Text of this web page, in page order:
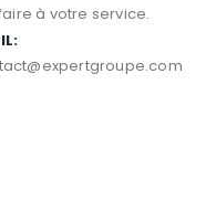
à votre service.